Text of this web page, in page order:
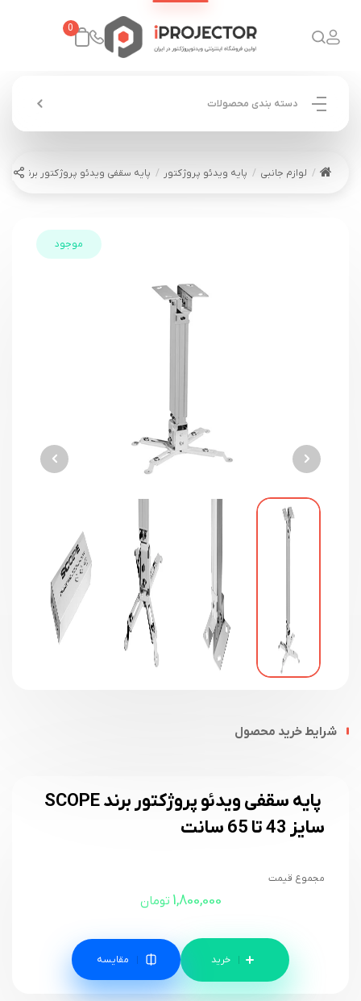
0
دسته بندی محصولات
لوازم جانبی پایه ویدئو پروژکتور پایه سقفی ویدئو پروژکتور برند SCOPE سایز 43 تا 65 سانت
موجود
شرایط خرید محصول
پایه سقفی ویدئو پروژکتور برند SCOPE
سایز 43 تا 65 سانت
مجموع قیمت
1,800,000 تومان
مقایسه